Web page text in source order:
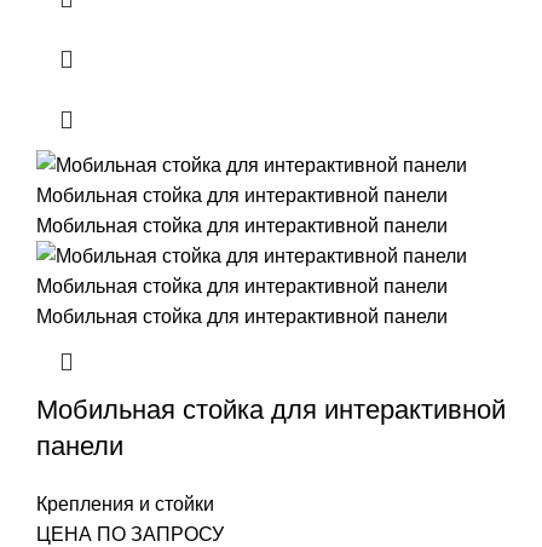
Мобильная стойка для интерактивной
панели
Крепления и стойки
ЦЕНА ПО ЗАПРОСУ